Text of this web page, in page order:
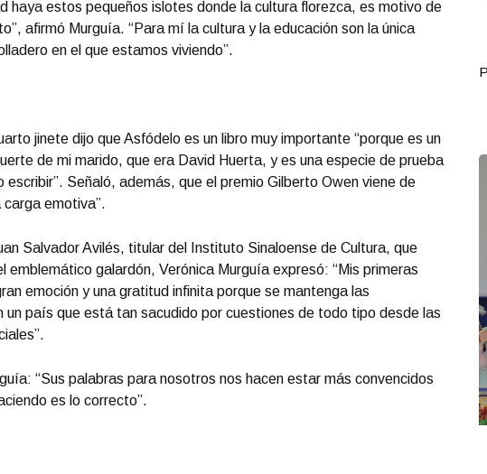
haya estos pequeños islotes donde la cultura florezca, es motivo de
afirmó Murguía. “Para mí la cultura y la educación son la única
en el que estamos viviendo”.
jinete dijo que Asfódelo es un libro muy importante “porque es un
de mi marido, que era David Huerta, y es una especie de prueba
escribir”. Señaló, además, que el premio Gilberto Owen viene de
carga emotiva”.
Salvador Avilés, titular del Instituto Sinaloense de Cultura, que
emblemático galardón, Verónica Murguía expresó: “Mis primeras
emoción y una gratitud infinita porque se mantenga las
un país que está tan sacudido por cuestiones de todo tipo desde las
“Sus palabras para nosotros nos hacen estar más convencidos
es lo correcto”.